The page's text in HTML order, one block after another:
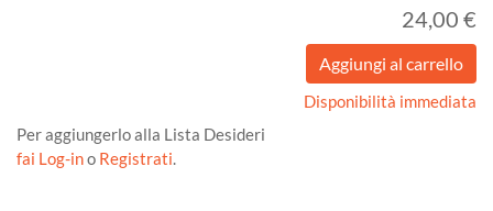
24,00 €
Disponibilità immediata
Per aggiungerlo alla Lista Desideri
fai Log-ino Registrati.